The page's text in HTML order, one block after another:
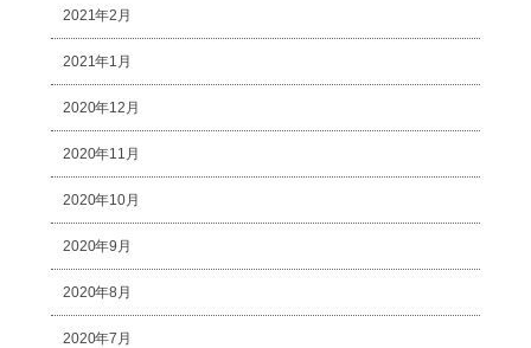
2021年2月
2021年1月
2020年12月
2020年11月
2020年10月
2020年9月
2020年8月
2020年7月